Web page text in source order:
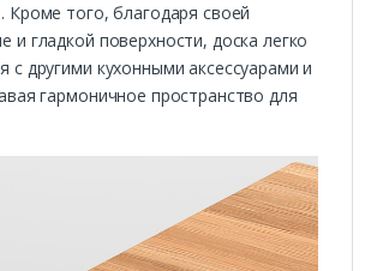
Кроме того, благодаря своей
и гладкой поверхности, доска легко
с другими кухонными аксессуарами и
гармоничное пространство для